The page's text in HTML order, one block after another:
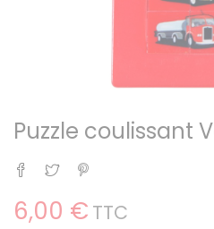
Puzzle coulissant
Partager
Tweet
6,00 € TTC